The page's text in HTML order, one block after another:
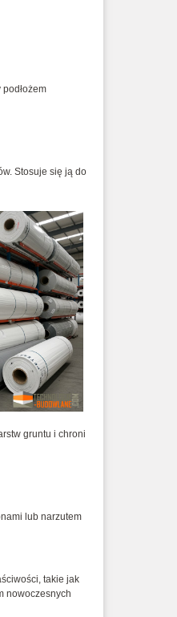
Stosuje się ją do
gruntu i chroni
lub narzutem
takie jak
nowoczesnych